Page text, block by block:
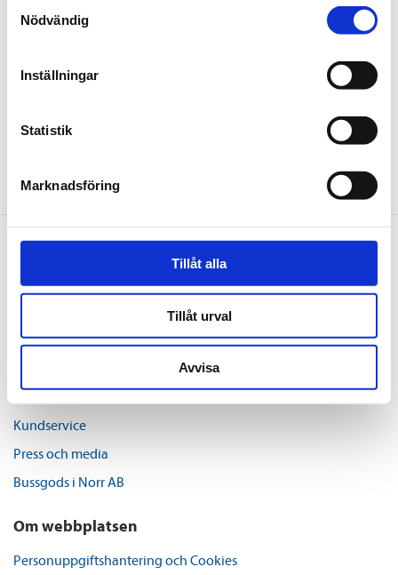
Nödvändig
Inställningar
Statistik
Marknadsföring
Tillåt alla
Tillåt urval
Avvisa
Axtorpet, Berghem
ICA Kvantum Kronoparken
ICA Supermarket Ålidhem
ICA Supermarket Teg
Organisation, ekonomi och miljö
Lediga jobb
Kontakt
Kundservice
Press och media
Bussgods i Norr AB
Om webbplatsen
Personuppgiftshantering och Cookies